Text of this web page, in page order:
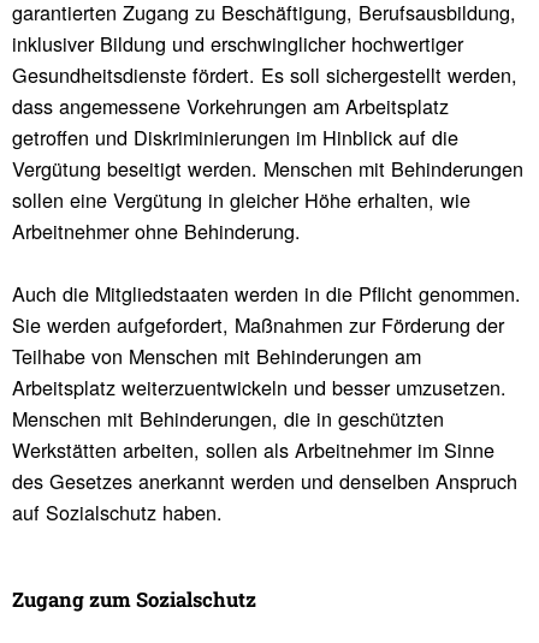
garantierten Zugang zu Beschäftigung, Berufsausbildung,
inklusiver Bildung und erschwinglicher hochwertiger
Gesundheitsdienste fördert. Es soll sichergestellt werden,
dass angemessene Vorkehrungen am Arbeitsplatz
getroffen und Diskriminierungen im Hinblick auf die
Vergütung beseitigt werden. Menschen mit Behinderungen
sollen eine Vergütung in gleicher Höhe erhalten, wie
Arbeitnehmer ohne Behinderung.
Auch die Mitgliedstaaten werden in die Pflicht genommen.
Sie werden aufgefordert, Maßnahmen zur Förderung der
Teilhabe von Menschen mit Behinderungen am
Arbeitsplatz weiterzuentwickeln und besser umzusetzen.
Menschen mit Behinderungen, die in geschützten
Werkstätten arbeiten, sollen als Arbeitnehmer im Sinne
des Gesetzes anerkannt werden und denselben Anspruch
auf Sozialschutz haben.
Zugang zum Sozi­al­schutz